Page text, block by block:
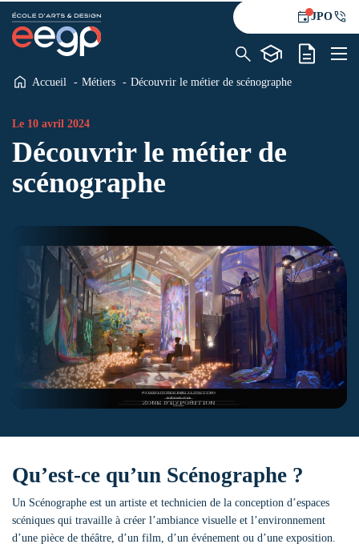
JPO
Formations
Alternance
Le blog
Contact
Accueil Métiers Découvrir le métier de scénographe
Le 10 avril 2024
Découvrir le métier de
scénographe
Qu’est-ce qu’un Scénographe ?
Un Scénographe est un artiste et technicien de la conception d’espaces
scéniques qui travaille à créer l’ambiance visuelle et l’environnement
d’une pièce de théâtre, d’un film, d’un événement ou d’une exposition.